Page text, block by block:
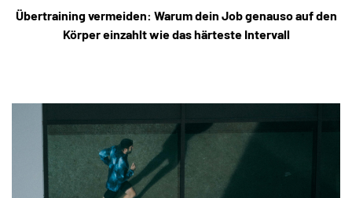
Übertraining vermeiden: Warum dein Job genauso auf den
Körper einzahlt wie das härteste Intervall